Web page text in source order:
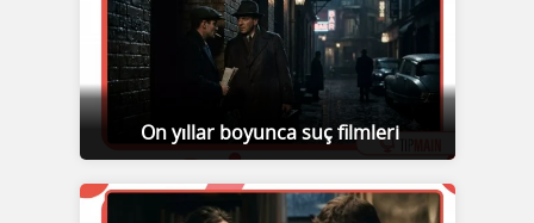
On yıllar boyunca suç filmleri